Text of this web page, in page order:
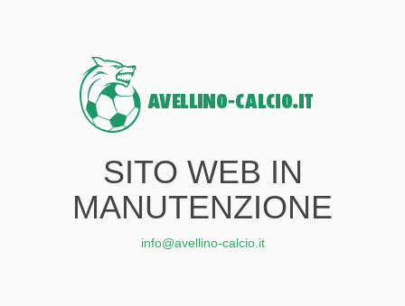
SITO WEB IN
MANUTENZIONE
info@avellino-calcio.it